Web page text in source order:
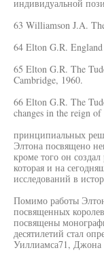
индивидуальной
63 Williamson J.A.
64 Elton G.R.
65 Elton G.R. The
Cambridge, 1960.
66 Elton G.R. The
changes in the reign
принципиальных
Элтона посвящено
кроме того он
которая и на
исследований в
Помимо работы
посвященных
посвящены
десятилетий стал
Уиллиамса71, Джона